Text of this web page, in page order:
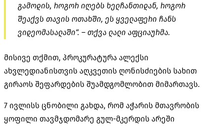
გამოდის, როგორ იღებს ხელჩანთიდან, როგორ
შეაქვს თავის ოთახში, ეს ყველაფერი ჩანს
ვიდეომასალაში“. – თქვა ლალი აფციაურმა.
მისივე თქმით, პროკურატურა ალექსი
ახვლედიანისთვის აღკვეთის ღონისძიების სახით
გირაოს შეფარდების შუამდგომლობით მიმართავს.
7 ივლისს ცნობილი გახდა, რომ აჭარის მთავრობის
ყოფილი თავმჯდომარე გულ-მკერდის არეში